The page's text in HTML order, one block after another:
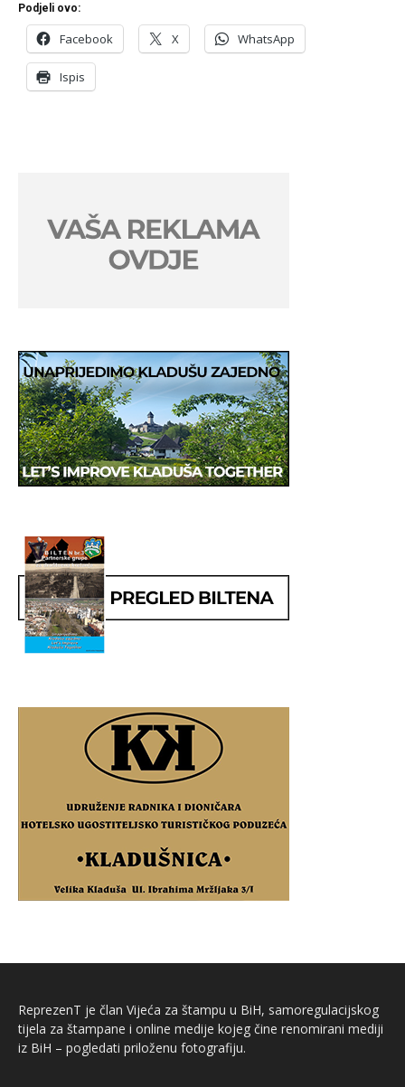
Podjeli ovo:
Facebook X WhatsApp
Ispis
ReprezenT je član Vijeća za štampu u BiH, samoregulacijskog
tijela za štampane i online medije kojeg čine renomirani mediji
iz BiH – pogledati priloženu fotografiju.